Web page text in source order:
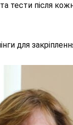
тести після
для